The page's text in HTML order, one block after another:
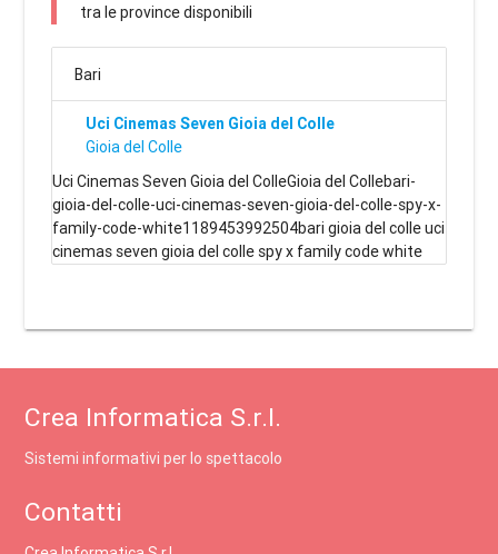
tra le province disponibili
Bari
Uci Cinemas Seven Gioia del Colle
Gioia del Colle
Uci Cinemas Seven Gioia del ColleGioia del Collebari-
gioia-del-colle-uci-cinemas-seven-gioia-del-colle-spy-x-
family-code-white1189453992504bari gioia del colle uci
cinemas seven gioia del colle spy x family code white
Crea Informatica S.r.l.
Sistemi informativi per lo spettacolo
Contatti